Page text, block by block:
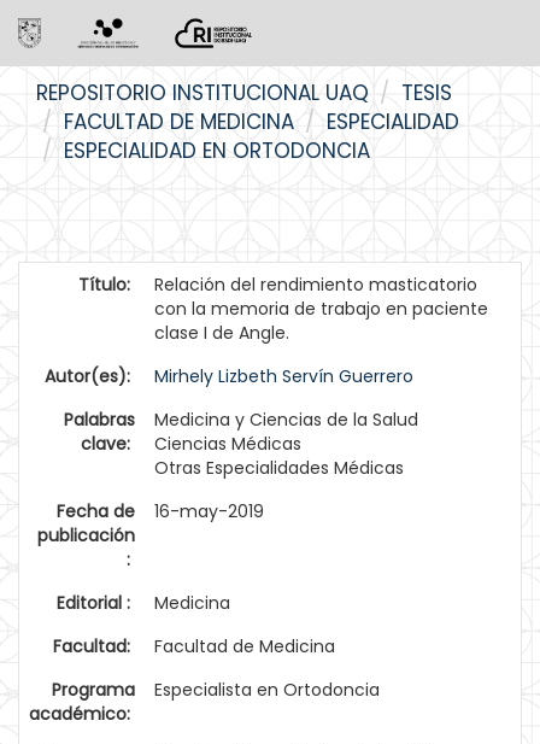
navigation
REPOSITORIO INSTITUCIONAL UAQ
TESIS
FACULTAD DE MEDICINA
ESPECIALIDAD
ESPECIALIDAD EN ORTODONCIA
Título:
Relación del rendimiento masticatorio
con la memoria de trabajo en paciente
clase I de Angle.
Autor(es):
Mirhely Lizbeth Servín Guerrero
Palabras
clave:
Medicina y Ciencias de la Salud
Ciencias Médicas
Otras Especialidades Médicas
Fecha de
publicación
:
16-may-2019
Editorial :
Medicina
Facultad:
Facultad de Medicina
Programa
académico:
Especialista en Ortodoncia